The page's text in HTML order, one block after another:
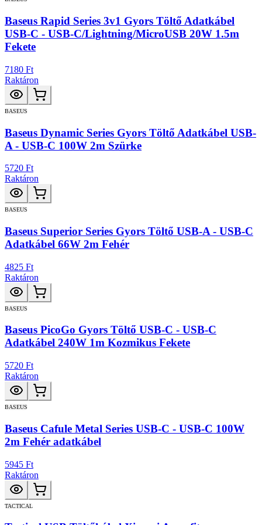
Baseus Rapid Series 3v1 Gyors Töltő Adatkábel
USB-C - USB-C/Lightning/MicroUSB 20W 1.5m
Fekete
7180 Ft
Raktáron
BASEUS
Baseus Dynamic Series Gyors Töltő Adatkábel USB-
A - USB-C 100W 2m Szürke
5720 Ft
Raktáron
BASEUS
Baseus Superior Series Gyors Töltő USB-A - USB-C
Adatkábel 66W 2m Fehér
4825 Ft
Raktáron
BASEUS
Baseus PicoGo Gyors Töltő USB-C - USB-C
Adatkábel 240W 1m Kozmikus Fekete
5720 Ft
Raktáron
BASEUS
Baseus Cafule Metal Series USB-C - USB-C 100W
2m Fehér adatkábel
5945 Ft
Raktáron
TACTICAL